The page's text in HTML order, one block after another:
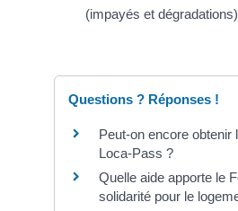
(impayés et dégradations)
Questions ? Réponses !
Peut-on encore obtenir
Loca-Pass ?
Quelle aide apporte le
solidarité pour le